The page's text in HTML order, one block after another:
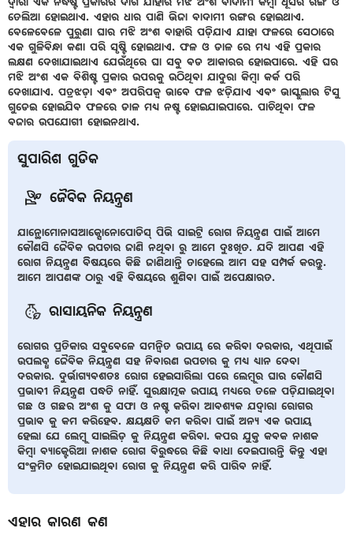
ତେଲିଆ ହୋଇଥାଏ. ଏହାର ଧାର ପାଣି ଭିଜା ବାଦାମୀ ରଙ୍ଗର ହୋଇଥାଏ.
ବେଳେବେଳେ ପୁରୁଣା ଘାର ମଝି ଅଂଶ ବାହାରି ପଡ଼ିଯାଏ ଯାହା ଫଳରେ ସେଠାରେ
ଏକ ଗୁଳିବିନ୍ଧା କଣା ପରି ସୃଷ୍ଟି ହୋଇଥାଏ. ଫଳ ଓ ଡାଳ ରେ ମଧ୍ୟ ଏହି ପ୍ରକାର
ଲକ୍ଷଣ ଦେଖାଯାଇଥାଏ ଯେଉଁଥିରେ ଘା ସବୁ ବଡ ଆକାରର ହୋଇପାରେ. ଏହି ଘର
ମଝି ଅଂଶ ଏକ ବିଶିଷ୍ଟ ପ୍ରକାର ଉପରକୁ ଉଠିଥିବା ଯାଦୁରା କିମ୍ବା କର୍କ ପରି
ଦେଖାଯାଏ. ପତ୍ରଝଡ଼ା ଏବଂ ଅପରିପକ୍ଵ ଭାବେ ଫଳ ଝଡ଼ିଯାଏ ଏବଂ ଭାସ୍କୁଲାର ଟିସୁ
ଗୁଡେଇ ହୋଇଯିବ ଫଳରେ ଡାଳ ମଧ୍ୟ ନଷ୍ଟ ହୋଇଯାଇପାରେ. ପାଚିଥିବା ଫଳ
ବଜାର ଉପଯୋଗୀ ହୋଇନଥାଏ.
ସୁପାରିଶ ଗୁଡିକ
ଜୈବିକ ନିୟନ୍ତ୍ରଣ
ଯାନ୍ଥୋମୋନାସଆକ୍ସୋନୋପୋଡିସ୍ ପିଭି ସାଇଟ୍ରି ରୋଗ ନିୟନ୍ତ୍ରଣ ପାଇଁ ଆମେ
କୌଣସି ଜୈବିକ ଉପଚାର ଜାଣି ନଥିବା ରୁ ଆମେ ଦୁଃଖିତ. ଯଦି ଆପଣ ଏହି
ରୋଗ ନିୟନ୍ତ୍ରଣ ବିିଷୟରେ କିଛି ଜାଣିଥାନ୍ତି ତାହେଲେ ଆମ ସହ ସମ୍ପର୍କ କରନ୍ତୁ.
ଆମେ ଆପଣଙ୍କ ଠାରୁ ଏହି ବିଷୟରେ ଶୁଣିବା ପାଇଁ ଅପେକ୍ଷାରତ.
ରାସାୟନିକ ନିୟନ୍ତ୍ରଣ
ରୋଗର ପ୍ରତିକାର ସବୁବେଳେ ସମନ୍ବିତ ଉପାୟ ରେ କରିବା ଦରକାର, ଏଥିପାଇଁ
ଉପଲବ୍ଧ ଜୈବିକ ନିୟନ୍ତ୍ରଣ ସହ ନିବାରଣ ଉପଚାର କୁ ମଧ୍ୟ ଧ୍ୟାନ ଦେବା
ଦରକାର. ଦୁର୍ଭାଗ୍ୟବଶତଃ ରୋଗ ହେଇସାରିଲା ପରେ ଲେମ୍ବୁର ଘାର କୌଣସି
ପ୍ରଭାବୀ ନିୟନ୍ତ୍ରଣ ପଦ୍ଧତି ନାହିଁ. ସୁରକ୍ଷାତ୍ମକ ଉପାୟ ମଧ୍ୟରେ ତଳେ ପଡ଼ିଯାଇଥିବା
ଗଛ ଓ ଗଛର ଅଂଶ କୁ ସଫା ଓ ନଷ୍ଟ କରିବା ଆବଶ୍ୟକ ଯଦ୍ୱାରା ରୋଗର
ପ୍ରଭାବ କୁ କମ କରିହେବ. କ୍ଷୟକ୍ଷତି କମ କରିବା ପାଇଁ ଅନ୍ୟ ଏକ ଉପାୟ
ହେଲା ଯେ ଲେମ୍ବୁ ସାଇଲିଡ଼ କୁ ନିୟନ୍ତ୍ରଣ କରିବା. କପର ଯୁକ୍ତ କବକ ନାଶକ
କିମ୍ବା ବ୍ୟାକ୍ଟେରିଆ ନାଶକ ରୋଗ ବିରୁଦ୍ଧରେ କିଛି ବାଧା ଦେଇପାରନ୍ତି କିନ୍ତୁ ଏହା
ସଂକ୍ରମିତ ହୋଇଯାଇଥିବା ରୋଗ କୁ ନିୟନ୍ତ୍ରଣ କରି ପାରିବ ନାହିଁ.
ଏହାର କାରଣ କଣ